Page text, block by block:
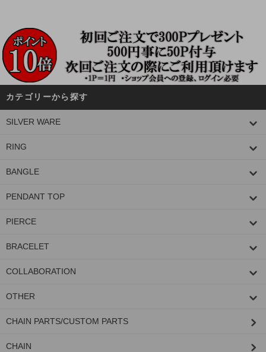
カテゴリーから探す
SILVER WARE
RING
BANGLE
PENDANT TOP
PIERCE
BRACELET
COLLABORATION
OTHER
CHAIN PARTS/CUSTOM PARTS
CHAIN